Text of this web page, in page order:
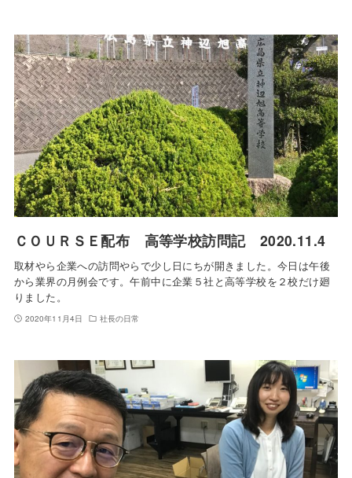
ＣＯＵＲＳＥ配布 高等学校訪問記 2020.11.4
取材やら企業への訪問やらで少し日にちが開きました。今日は午後
から業界の月例会です。午前中に企業５社と高等学校を２校だけ廻
りました。
2020年11月4日 社長の日常